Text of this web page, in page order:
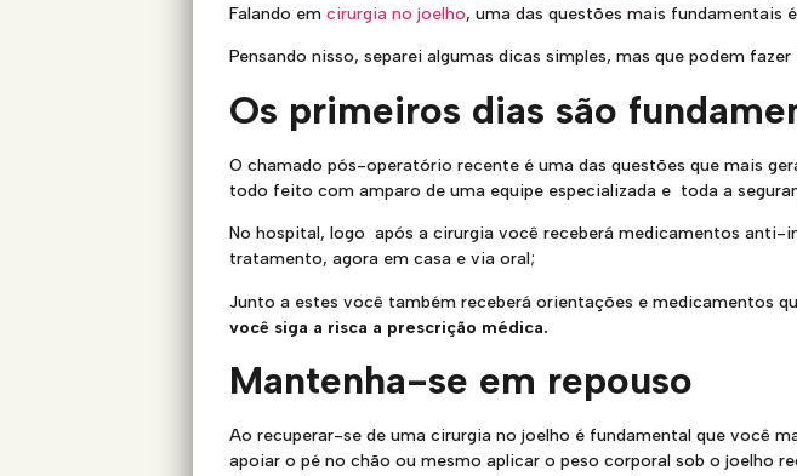
Falando em cirurgia no joelho, uma das questões mais fundamentais
Pensando nisso, separei algumas dicas simples, mas que podem
Os primeiros dias são
O chamado pós-operatório recente é uma das questões que mais
todo feito com amparo de uma equipe especializada e toda a
No hospital, logo após a cirurgia você receberá medicamentos
tratamento, agora em casa e via oral;
Junto a estes você também receberá orientações e medicamentos
você siga a risca a prescrição médica.
Mantenha-se em repouso
Ao recuperar-se de uma cirurgia no joelho é fundamental que você
apoiar o pé no chão ou mesmo aplicar o peso corporal sob o joelho